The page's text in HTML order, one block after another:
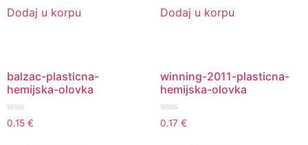
od
5
Dodaj u korpu
od
5
Dodaj u korpu
balzac-plasticna-
hemijska-olovka
Ocenjeno
sa
0.15 €
winning-2011-plasticna-
hemijska-olovka
Ocenjeno
sa
0.17 €